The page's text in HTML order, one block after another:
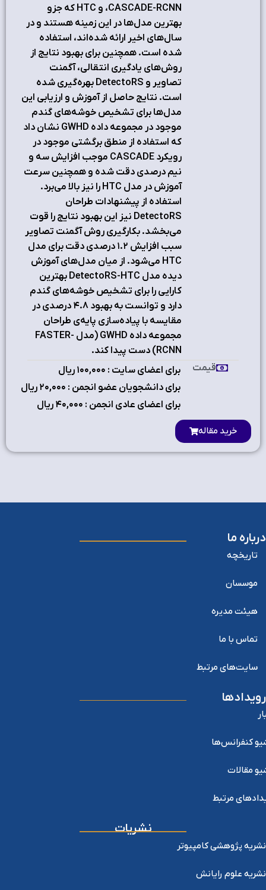
،CASCADE-RCNN و HTC که جزو
بهترین مدل‌ها در این زمینه هستند و در
سال‌های اخیر ارائه شده‌اند، استفاده
شده است. همچنین برای بهبود نتایج از
روش‌های یادگیری انتقالی، آگمنت
تصاویر و DetectoRS بهره‌گیری شده
است. نتایج حاصل از آموزش و ارزیابی این
مدل‌ها برای تشخیص خوشه‌های گندم
موجود در مجموعه داده GWHD نشان داد
که استفاده از منطق برگشتی موجود در
رویکرد CASCADE موجب افزایش سه و
نیم درصدی دقت شده و همچنین سرعت
آموزش در مدل HTC را نیز بالا می‌برد.
استفاده از پیشنهادات طراحان
DetectoRS نیز این بهبود نتایج را قوت
می‌بخشد. بکارگیری روش آگمنت تصاویر
سبب افزایش ۱.۲ درصدی دقت برای مدل
HTC می‌شود. از میان مدل‌های آموزش
دیده مدل DetectoRS-HTC بهترین
کارایی را برای تشخیص خوشه‌های گندم
دارد و توانست به بهبود ۴.۸ درصدی در
مقایسه با پیاده‌سازی پایه‌ی طراحان
مجموعه داده GWHD (مدل FASTER-
RCNN) دست پیدا کند.
برای اعضای سایت : ۱٠٠,٠٠٠ ریال
برای دانشجویان عضو انجمن : ۲٠,٠٠٠ ریال
برای اعضای عادی انجمن : ۴٠,٠٠٠ ریال
قیمت
خرید مقاله
درباره ما
تاریخچه
موسسان
هیئت مدیره
تماس با ما
سایت‌های مرتبط
رویدادها
کنفرانس‌ها
مقالات
مرتبط
نشریات
نشریه پژوهشی کامپیوتر
نشریه علوم رایانش